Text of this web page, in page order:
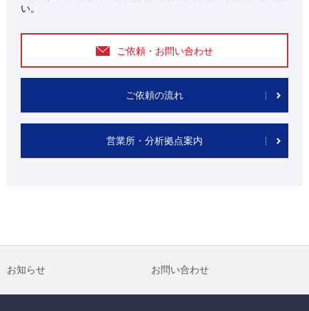
い。
ご依頼・お問い合わせ
ご依頼の流れ
営業所・分析拠点案内
お知らせ お問い合わせ